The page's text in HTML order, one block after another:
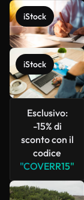
iStock
iStock
Esclusivo:
-15% di
sconto con il
codice
"COVERR15"